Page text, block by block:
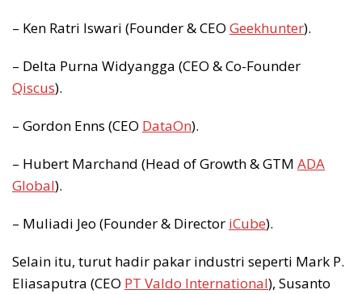
– Ken Ratri Iswari (Founder & CEO Geekhunter).
– Delta Purna Widyangga (CEO & Co-Founder
Qiscus).
– Gordon Enns (CEO DataOn).
– Hubert Marchand (Head of Growth & GTM ADA
Global).
– Muliadi Jeo (Founder & Director iCube).
Selain itu, turut hadir pakar industri seperti Mark P.
Eliasaputra (CEO PT Valdo International), Susanto